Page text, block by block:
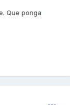
Que ponga